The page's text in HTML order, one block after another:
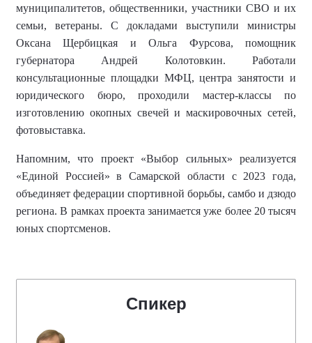
муниципалитетов, общественники, участники СВО и их
семьи, ветераны. С докладами выступили министры
Оксана Щербицкая и Ольга Фурсова, помощник
губернатора Андрей Колотовкин. Работали
консультационные площадки МФЦ, центра занятости и
юридического бюро, проходили мастер-классы по
изготовлению окопных свечей и маскировочных сетей,
фотовыставка.
Напомним, что проект «Выбор сильных» реализуется
«Единой Россией» в Самарской области с 2023 года,
объединяет федерации спортивной борьбы, самбо и дзюдо
региона. В рамках проекта занимается уже более 20 тысяч
юных спортсменов.
Спикер